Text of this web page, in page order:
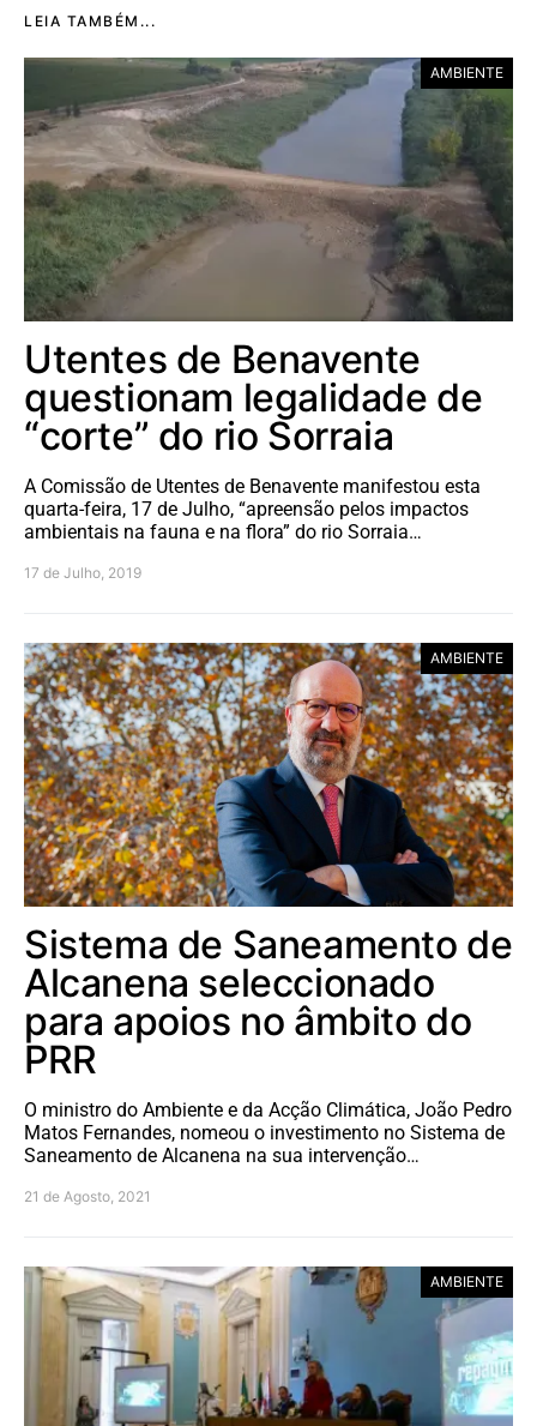
LEIA TAMBÉM...
AMBIENTE
Utentes de Benavente
questionam legalidade de
“corte” do rio Sorraia
A Comissão de Utentes de Benavente manifestou esta
quarta-feira, 17 de Julho, “apreensão pelos impactos
ambientais na fauna e na flora” do rio Sorraia…
17 de Julho, 2019
AMBIENTE
Sistema de Saneamento de
Alcanena seleccionado
para apoios no âmbito do
PRR
O ministro do Ambiente e da Acção Climática, João Pedro
Matos Fernandes, nomeou o investimento no Sistema de
Saneamento de Alcanena na sua intervenção…
21 de Agosto, 2021
AMBIENTE